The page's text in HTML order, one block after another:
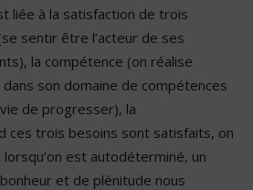
liée à la satisfaction de trois
sentir être l’acteur de ses
la compétence (on réalise
son domaine de compétences
de progresser), la
ces trois besoins sont satisfaits, on
est autodéterminé, un
et de plénitude nous